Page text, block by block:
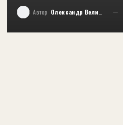
Автор Олександр Великий